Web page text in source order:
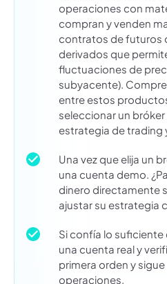
operaciones con
compran y venden
contratos de futuros
derivados que
fluctuaciones de
subyacente).
entre estos
seleccionar un
estrategia de trading
Una vez que elija un
una cuenta demo.
dinero directamente
ajustar su estrategia
Si confía lo suficiente
una cuenta real y
primera orden y
operaciones.